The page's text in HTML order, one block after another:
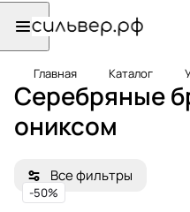
Главная Каталог
Серебряные
ониксом
Все фильтры
-50%